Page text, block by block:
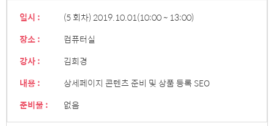
일시 : (5 회차) 2019.10.01(10:00 ~ 13:00)
장소 :
컴퓨터실
강사 :
김희경
내용 :
상세페이지 콘텐츠 준비 및 상품 등록 SEO
준비물 :
없음